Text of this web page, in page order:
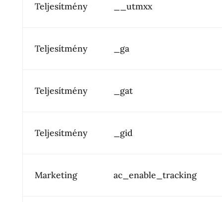
Teljesítmény __utmxx
Teljesítmény _ga
Teljesítmény _gat
Teljesítmény _gid
Marketing ac_enable_tracking